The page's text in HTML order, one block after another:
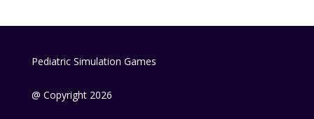
Pediatric Simulation Games
@ Copyright 2026